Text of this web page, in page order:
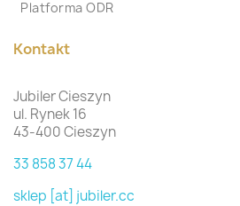
Platforma ODR
Kontakt
Jubiler Cieszyn
ul. Rynek 16
43-400 Cieszyn
33 858 37 44
sklep [at] jubiler.cc